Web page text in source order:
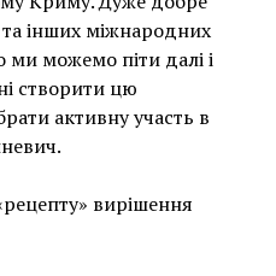
інших міжнародних
ми можемо піти далі і
створити цю
активну участь в
вирішення